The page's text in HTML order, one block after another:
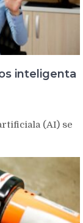
inteligenta
(AI) se